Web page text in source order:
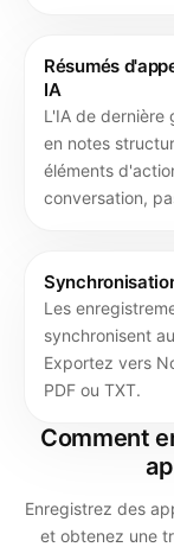
Résumés
IA
L'IA de dernière
en notes
éléments
conversation,
Les
synchronisent
Exportez vers
PDF ou TXT.
Comment
Enregistrez des
et obtenez une